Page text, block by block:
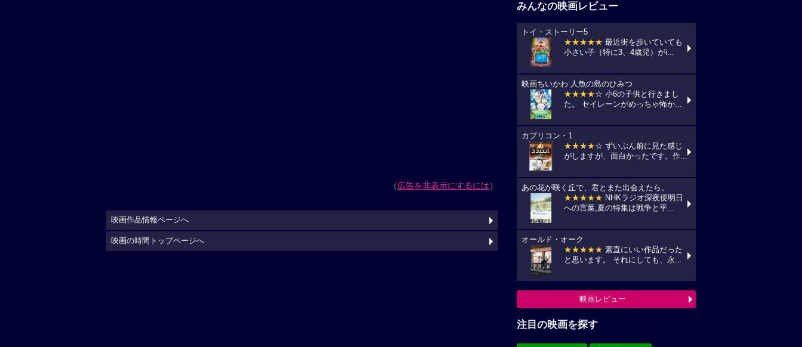
（広告を非表示にするには）
みんなの映画レビュー
トイ・ストーリー5
★★★★★ 最近街を歩いていても
小さい子（特に3、4歳児）がi...
映画ちいかわ 人魚の島のひみつ
★★★★☆ 小6の子供と行きまし
た。 セイレーンがめっちゃ怖か...
カプリコン・1
★★★★☆ ずいぶん前に見た感じ
がしますが、面白かったです。作...
あの花が咲く丘で、君とまた出会えたら。
★★★★★ NHKラジオ深夜便明日
への言葉,夏の特集は戦争と平...
オールド・オーク
★★★★★ 素直にいい作品だった
と思います。 それにしても、永...
映画レビュー
注目の映画を探す
映画作品情報ページへ
映画の時間トップページへ